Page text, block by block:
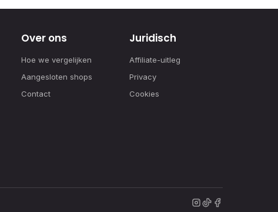
Over ons
Hoe we vergelijken
Aangesloten shops
Contact
Juridisch
Affiliate-uitleg
Privacy
Cookies